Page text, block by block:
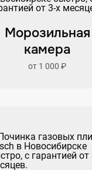
Морозильная
камера
от 1 000 ₽